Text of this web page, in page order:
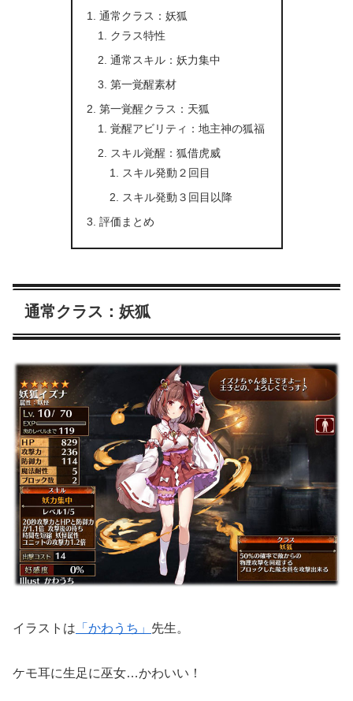
通常クラス：妖狐
クラス特性
通常スキル：妖力集中
第一覚醒素材
第一覚醒クラス：天狐
覚醒アビリティ：地主神の狐福
スキル覚醒：狐借虎威
スキル発動２回目
スキル発動３回目以降
評価まとめ
通常クラス：妖狐
イラストは 「かわうち」 先生。
ケモ耳に生足に巫女…かわいい！